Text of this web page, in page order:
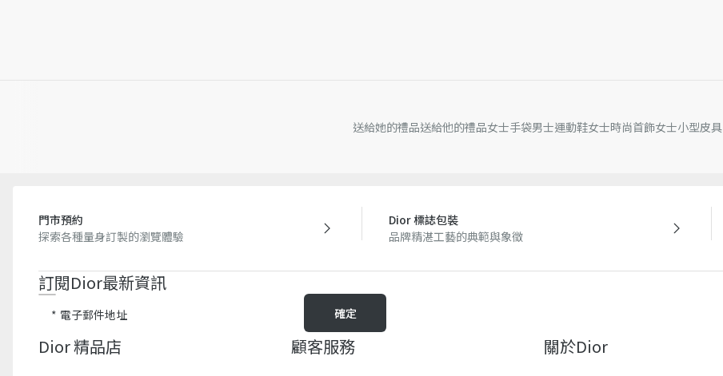
送給她的禮品送給他的禮品女士手袋男士運動鞋女士時尚首飾女士小型皮具
門市預約
探索各種量身訂製的瀏覽體驗
Dior 標誌包裝
品牌精湛工藝的典範與象徵
訂閱Dior最新資訊​
電子郵件地址 確定
Dior 精品店 顧客服務 關於dior